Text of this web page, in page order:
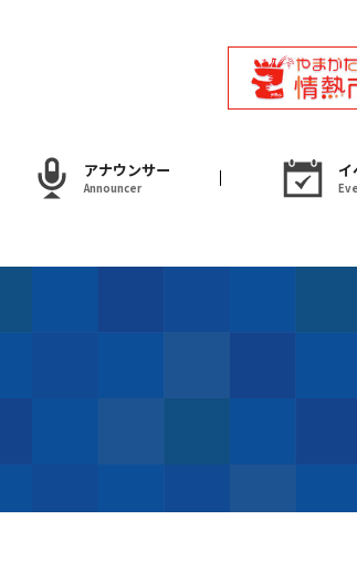
アナウンサー
Announcer
イ
アナウンサー
Announcer